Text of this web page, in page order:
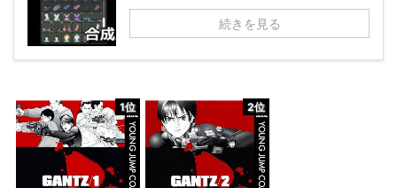
続きを見る
1位 2位